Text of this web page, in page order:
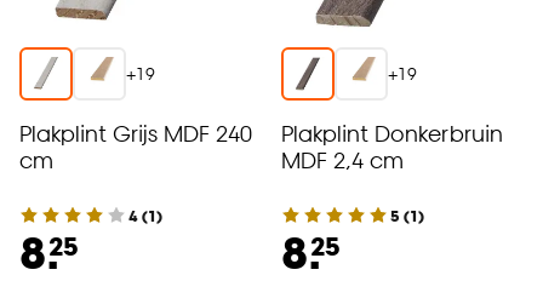
+19
Plakplint Grijs MDF 240
cm
4(1)
8.25
+19
Plakplint Donkerbruin
MDF 2,4 cm
5 (1)
8.25